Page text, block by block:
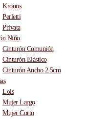
Kronos
Perletti
Privata
Niño
Cinturón Comunión
Cinturón Elástico
Cinturón Ancho 2.5cm
Lois
Mujer Largo
Mujer Corto